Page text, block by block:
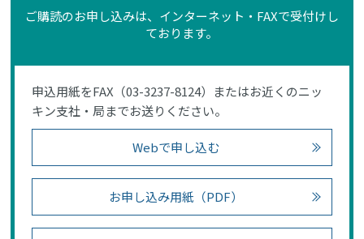
ご購読のお申し込みは、インターネット・FAXで受付けし
ております。
申込用紙をFAX（03-3237-8124）またはお近くのニッ
キン支社・局までお送りください。
Webで申し込む
お申し込み用紙（PDF）